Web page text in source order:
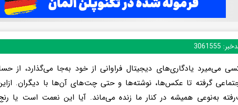
3061555
می‌میرد یادگاری‌های دیجیتال فراوانی از خود به‌جا می‌گذارد، از
گرفته تا عکس‌ها، نوشته‌ها و حتی چت‌های آن‌ها با دیگران.
به‌نوعی همیشه در کنار ما زنده می‌ماند. آیا این نعمت است یا